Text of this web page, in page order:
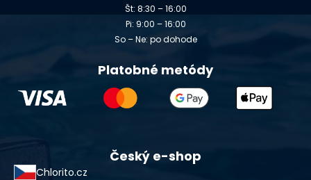
Št: 8:30 – 16:00
Pi: 9:00 – 16:00
So – Ne: po dohode
Platobné metódy
Český e-shop
Chlorito.cz